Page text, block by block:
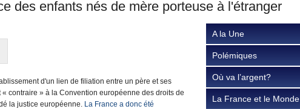
des enfants nés de mère porteuse à l'étranger
d'un lien de filiation entre un père et ses
contraire » à la Convention européenne des droits de
la justice européenne. La France a donc été
A la Une
Polémiques
Où va l’argent?
La France et le Monde